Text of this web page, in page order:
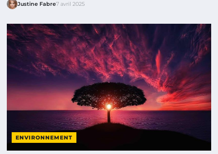
Justine Fabre7 avril 2025
ENVIRONNEMENT